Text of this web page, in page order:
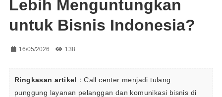
Lebih Menguntungkan
untuk Bisnis Indonesia?
16/05/2026 138
Ringkasan artikel ：Call center menjadi tulang
punggung layanan pelanggan dan komunikasi bisnis di